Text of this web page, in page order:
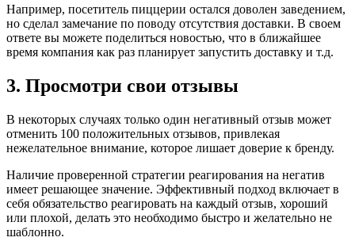
Например, посетитель пиццерии остался доволен заведением,
но сделал замечание по поводу отсутствия доставки. В своем
ответе вы можете поделиться новостью, что в ближайшее
время компания как раз планирует запустить доставку и т.д.
3. Просмотри свои отзывы
В некоторых случаях только один негативный отзыв может
отменить 100 положительных отзывов, привлекая
нежелательное внимание, которое лишает доверие к бренду.
Наличие проверенной стратегии реагирования на негатив
имеет решающее значение. Эффективный подход включает в
себя обязательство реагировать на каждый отзыв, хороший
или плохой, делать это необходимо быстро и желательно не
шаблонно.